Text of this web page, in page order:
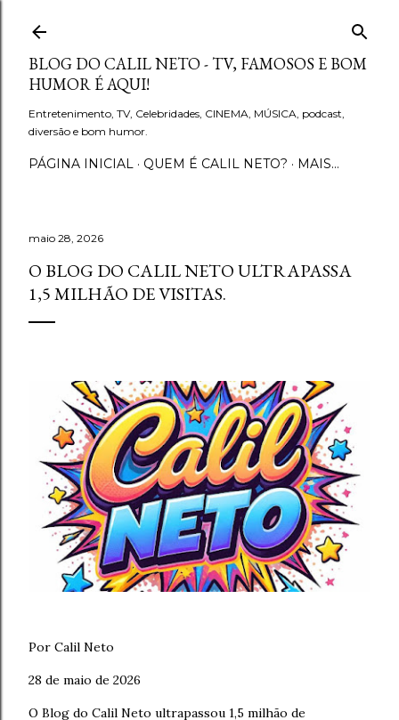
Pular para o conteúdo principal
BLOG DO CALIL NETO - TV, FAMOSOS E BOM
HUMOR É AQUI!
Entretenimento, TV, Celebridades, CINEMA, MÚSICA, podcast,
diversão e bom humor.
PÁGINA INICIAL QUEM É CALIL NETO? MAIS…
maio 28, 2026
O BLOG DO CALIL NETO ULTRAPASSA
1,5 MILHÃO DE VISITAS.
Por Calil Neto
28 de maio de 2026
O Blog do Calil Neto ultrapassou 1,5 milhão de